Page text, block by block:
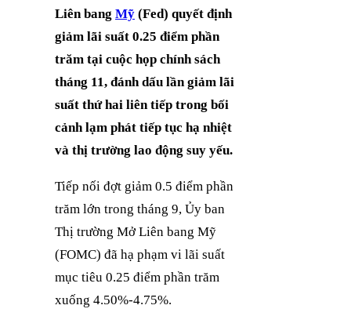
Liên bang Mỹ (Fed) quyết định
giảm lãi suất 0.25 điểm phần
trăm tại cuộc họp chính sách
tháng 11, đánh dấu lần giảm lãi
suất thứ hai liên tiếp trong bối
cảnh lạm phát tiếp tục hạ nhiệt
và thị trường lao động suy yếu.
Tiếp nối đợt giảm 0.5 điểm phần
trăm lớn trong tháng 9, Ủy ban
Thị trường Mở Liên bang Mỹ
(FOMC) đã hạ phạm vi lãi suất
mục tiêu 0.25 điểm phần trăm
xuống 4.50%-4.75%.